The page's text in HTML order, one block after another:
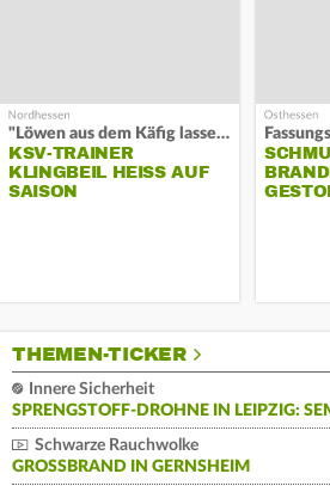
"Löwen aus dem Käfig lassen"
KSV-TRAINER
KLINGBEIL HEISS AUF S
AISON
THEMEN-TICKER
Innere Sicherheit
SPRENGSTOFF-DROHNE IN LEIPZIG:
Schwarze Rauchwolke
GROSSBRAND IN GERNSHEIM